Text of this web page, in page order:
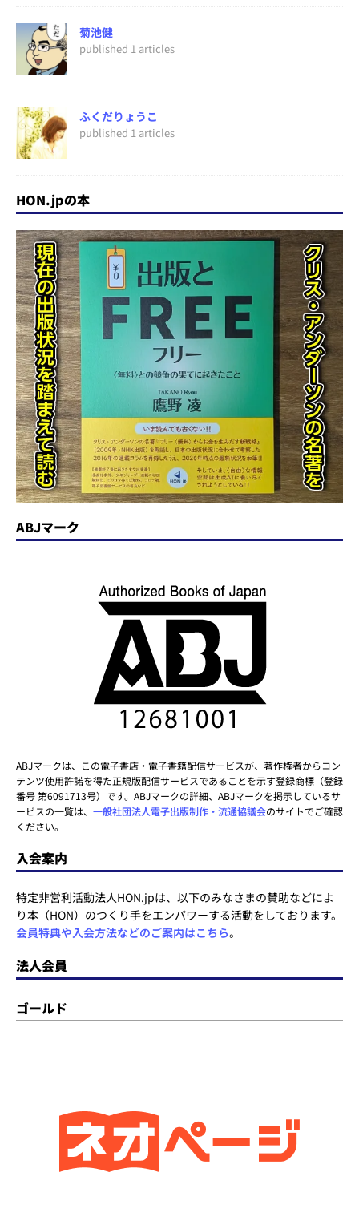
菊池健
published 1 articles
ふくだりょうこ
published 1 articles
HON.jpの本
ABJマーク
ABJマークは、この電子書店・電子書籍配信サービスが、著作権者からコン
テンツ使用許諾を得た正規版配信サービスであることを示す登録商標（登録
番号 第6091713号）です。ABJマークの詳細、ABJマークを掲示しているサ
ービスの一覧は、 一般社団法人電子出版制作・流通協議会のサイトでご確認
ください。
入会案内
特定非営利活動法人HON.jpは、以下のみなさまの賛助などによ
り本（HON）のつくり手をエンパワーする活動をしております。
会員特典や入会方法などのご案内はこちら。
法人会員
ゴールド